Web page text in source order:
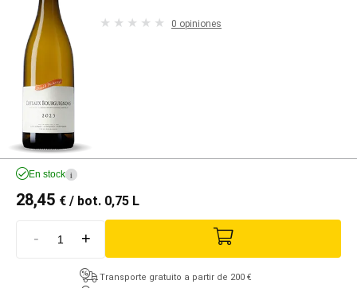
0 opiniones
En stock i
28,45 € / bot. 0,75 L
- +
Transporte gratuito a partir de 200 €